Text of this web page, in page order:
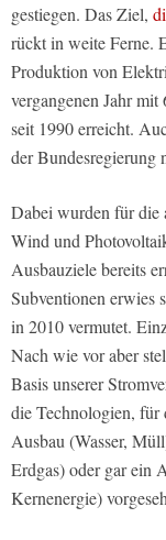
gestiegen. Das Ziel,
rückt in weite Ferne.
Produktion von
vergangenen Jahr
seit 1990 erreicht.
der Bundesregierung
Dabei wurden für die
Wind und
Ausbauziele bereits
Subventionen erwies
in 2010 vermutet.
Nach wie vor aber
Basis unserer
die Technologien, für
Ausbau (Wasser,
Erdgas) oder gar ein
Kernenergie)